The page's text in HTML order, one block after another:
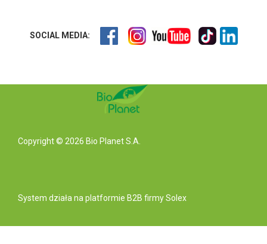
SOCIAL MEDIA:
Copyright © 2026 Bio Planet S.A.
System działa na platformie B2B firmy Solex